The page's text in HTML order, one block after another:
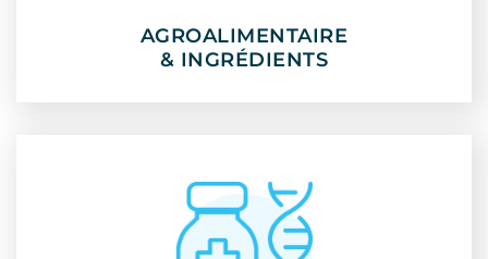
AGROALIMENTAIRE
& INGRÉDIENTS
& INGRÉDIENTS